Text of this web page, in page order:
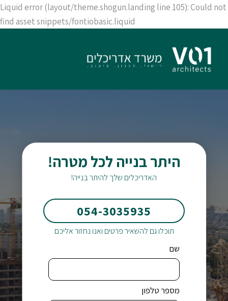
Liquid error (layout/theme.shogun.landing line 105): Could not
find asset snippets/fontiobasic.liquid
!היתר בנייה לכל מטרה
האדריכלים שלך להיתר בנייה!
054-3035935
תוכלו גם להשאיר פרטים ואנו נחזור אליכם
שם
מספר טלפון